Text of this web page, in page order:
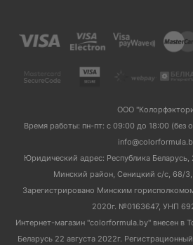
ООО
Время работы: пн-пт: с 09:00 до 18:00 (без
Юридический адрес: Республика
Минский район, Сеницкий с/с, 68/3,
Зарегистрировано Минским
2020г. №0163647, УНП
Интернет-магазин "colorformula.by" внесен в
Беларусь 22 августа 2022г.